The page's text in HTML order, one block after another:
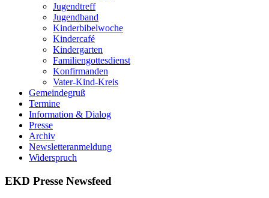
Jugendtreff
Jugendband
Kinderbibelwoche
Kindercafé
Kindergarten
Familiengottesdienst
Konfirmanden
Vater-Kind-Kreis
Gemeindegruß
Termine
Information & Dialog
Presse
Archiv
Newsletteranmeldung
Widerspruch
EKD Presse Newsfeed